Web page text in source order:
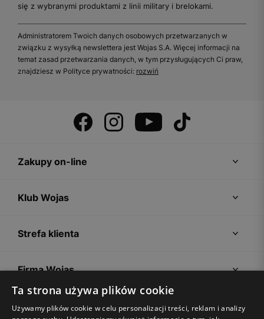
się z wybranymi produktami z linii military i brelokami.
Administratorem Twoich danych osobowych przetwarzanych w
związku z wysyłką newslettera jest Wojas S.A. Więcej informacji na
temat zasad przetwarzania danych, w tym przysługujących Ci praw,
znajdziesz w Polityce prywatności: rozwiń
Zakupy on-line
Klub Wojas
Strefa klienta
Firma Wojas
Porady
Ta strona używa plików cookie
Używamy plików cookie w celu personalizacji treści, reklam i analizy